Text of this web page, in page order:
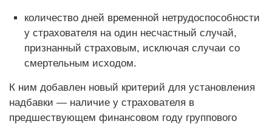
количество дней временной нетрудоспособности
у страхователя на один несчастный случай,
признанный страховым, исключая случаи со
смертельным исходом.
К ним добавлен новый критерий для установления
надбавки — наличие у страхователя в
предшествующем финансовом году группового